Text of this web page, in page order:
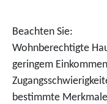
Beachten Sie:
Wohnberechtigte
geringem
bestimmte